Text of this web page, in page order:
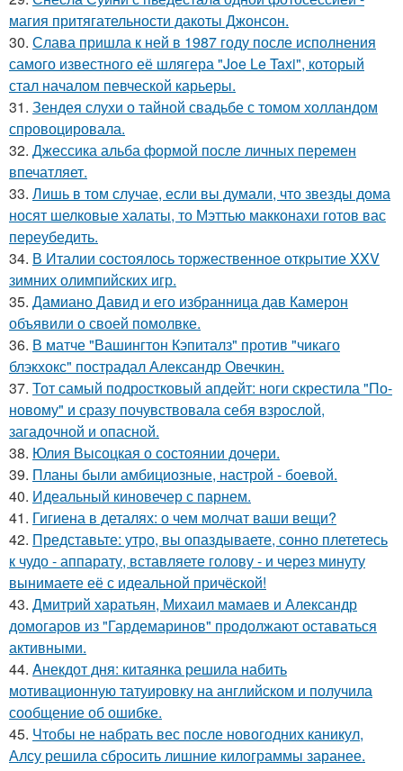
магия притягательности дакоты Джонсон.
30. Слава пришла к ней в 1987 году после исполнения
самого известного её шлягера "Joe Le Taxi", который
стал началом певческой карьеры.
31. Зендея слухи о тайной свадьбе с томом холландом
спровоцировала.
32. Джессика альба формой после личных перемен
впечатляет.
33. Лишь в том случае, если вы думали, что звезды дома
носят шелковые халаты, то Мэттью макконахи готов вас
переубедить.
34. В Италии состоялось торжественное открытие XXV
зимних олимпийских игр.
35. Дамиано Давид и его избранница дав Камерон
объявили о своей помолвке.
36. В матче "Вашингтон Кэпиталз" против "чикаго
блэкхокс" пострадал Александр Овечкин.
37. Тот самый подростковый апдейт: ноги скрестила "По-
новому" и сразу почувствовала себя взрослой,
загадочной и опасной.
38. Юлия Высоцкая о состоянии дочери.
39. Планы были амбициозные, настрой - боевой.
40. Идеальный киновечер с парнем.
41. Гигиена в деталях: о чем молчат ваши вещи?
42. Представьте: утро, вы опаздываете, сонно плететесь
к чудо - аппарату, вставляете голову - и через минуту
вынимаете её с идеальной причёской!
43. Дмитрий харатьян, Михаил мамаев и Александр
домогаров из "Гардемаринов" продолжают оставаться
активными.
44. Aнекдот дня: китаянка решила набить
мотивационную татуировку на английском и получила
сообщение об ошибке.
45. Чтобы не набрать вес после новогодних каникул,
Алсу решила сбросить лишние килограммы заранее.